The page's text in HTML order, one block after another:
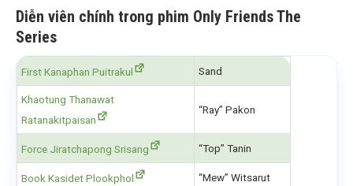
Diễn viên chính trong phim Only Friends The
Series
First Kanaphan Puitrakul Sand
Khaotung Thanawat
Ratanakitpaisan
“Ray” Pakon
Force Jiratchapong Srisang “Top” Tanin
Book Kasidet Plookphol “Mew” Witsarut